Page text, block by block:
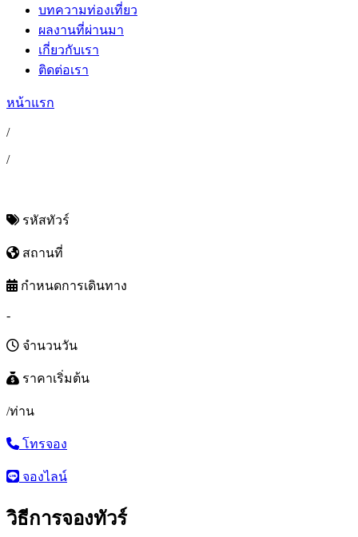
บทความท่องเที่ยว
ผลงานที่ผ่านมา
เกี่ยวกับเรา
ติดต่อเรา
หน้าแรก
/
/
รหัสทัวร์
สถานที่
กำหนดการเดินทาง
-
จำนวนวัน
ราคาเริ่มต้น
/ท่าน
โทรจอง
จองไลน์
วิธีการจองทัวร์